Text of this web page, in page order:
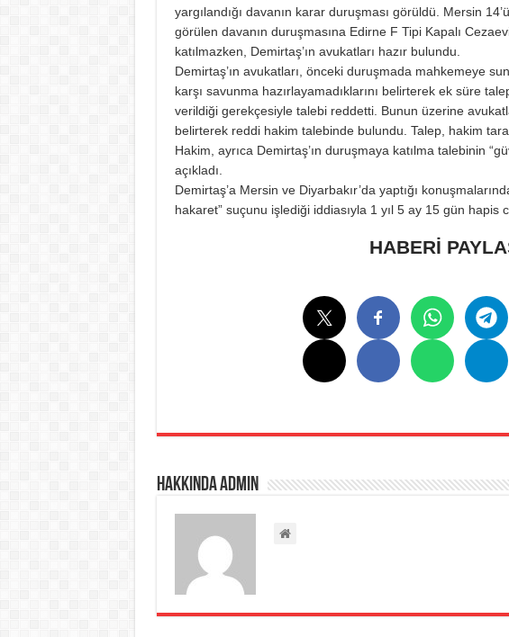
yargılandığı davanın karar duruşması görüldü. Mersin
görülen davanın duruşmasına Edirne F Tipi Kapalı
katılmazken, Demirtaş’ın avukatları hazır bulundu.
Demirtaş’ın avukatları, önceki duruşmada mahkemeye
karşı savunma hazırlayamadıklarını belirterek ek süre
verildiği gerekçesiyle talebi reddetti. Bunun üzerine
belirterek reddi hakim talebinde bulundu. Talep, hakim
Hakim, ayrıca Demirtaş’ın duruşmaya katılma talebinin
açıkladı.
Demirtaş’a Mersin ve Diyarbakır’da yaptığı
hakaret” suçunu işlediği iddiasıyla 1 yıl 5 ay 15 gün hapis
HABERİ
Hakkında admin